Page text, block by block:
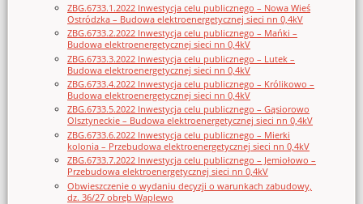
ZBG.6733.1.2022 Inwestycja celu publicznego – Nowa Wieś
Ostródzka – Budowa elektroenergetycznej sieci nn 0,4kV
ZBG.6733.2.2022 Inwestycja celu publicznego – Mańki –
Budowa elektroenergetycznej sieci nn 0,4kV
ZBG.6733.3.2022 Inwestycja celu publicznego – Lutek –
Budowa elektroenergetycznej sieci nn 0,4kV
ZBG.6733.4.2022 Inwestycja celu publicznego – Królikowo –
Budowa elektroenergetycznej sieci nn 0,4kV
ZBG.6733.5.2022 Inwestycja celu publicznego – Gąsiorowo
Olsztyneckie – Budowa elektroenergetycznej sieci nn 0,4kV
ZBG.6733.6.2022 Inwestycja celu publicznego – Mierki
kolonia – Przebudowa elektroenergetycznej sieci nn 0,4kV
ZBG.6733.7.2022 Inwestycja celu publicznego – Jemiołowo –
Przebudowa elektroenergetycznej sieci nn 0,4kV
Obwieszczenie o wydaniu decyzji o warunkach zabudowy,
dz. 36/27 obręb Waplewo